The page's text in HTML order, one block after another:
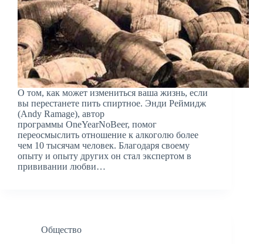
О том, как может измениться ваша жизнь, если
вы перестанете пить спиртное. Энди Реймидж
(Andy Ramage), автор
программы OneYearNoBeer, помог
переосмыслить отношение к алкоголю более
чем 10 тысячам человек. Благодаря своему
опыту и опыту других он стал экспертом в
прививании любви…
Общество